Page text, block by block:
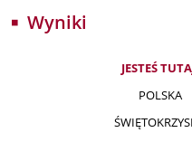
Wyniki
JESTEŚ
POLSKA